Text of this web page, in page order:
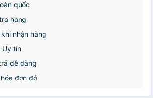
quốc
hàng
nhận hàng
Uy tín
dễ dàng
đơn đỏ